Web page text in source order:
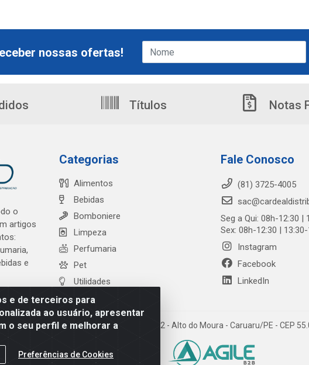
e de terceiros para
ao usuário, apresentar
o seu perfil e melhorar a
Preferências de Cookies
nossas ofertas!
Títulos Notas
o
artigos
e
Categorias
Alimentos
Bebidas
Bomboniere
Limpeza
Perfumaria
Pet
Utilidades
Fale Conosco
(81) 3725-4005
Seg a Qui: 08h-12:30 |
Sex: 08h-12:30 |
Instagram
Facebook
LinkedIn
Distribuidora - Estrada Alto do Moura, 582 - Alto do Moura - Caruaru/PE - CEP